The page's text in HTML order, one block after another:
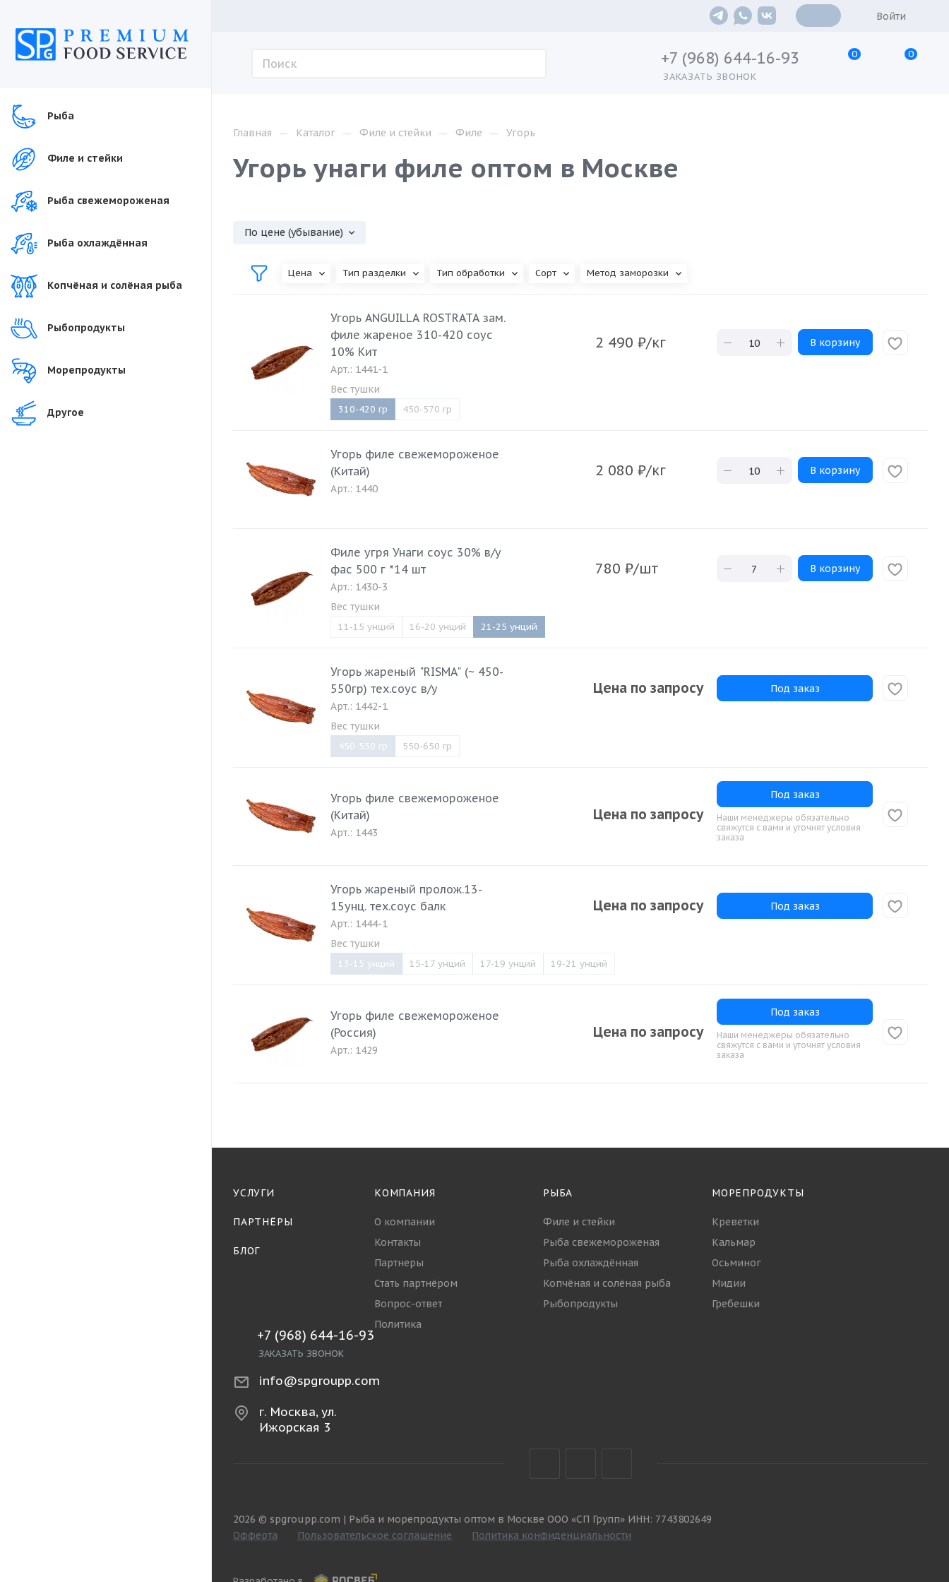
Войти
+7 (968) 644-16-93
ЗАКАЗАТЬ ЗВОНОК
0 0
Рыба
Филе и стейки
Рыба свежемороженая
Рыба охлаждённая
Копчёная и солёная рыба
Рыбопродукты
Морепродукты
Другое
Главная — Каталог — Филе и стейки — Филе — Угорь
Угорь унаги филе оптом в Москве
По цене (убывание)
Цена Тип разделки Тип обработки Сорт Метод заморозки
Угорь ANGUILLA ROSTRATA зам.
филе жареное 310-420 соус
10% Кит
Арт.: 1441-1
2 490 ₽/кг В корзину
Вес тушки
310-420 гр 450-570 гр
Угорь филе свежемороженое
(Китай)
Арт.: 1440
2 080 ₽/кг В корзину
Филе угря Унаги соус 30% в/у
фас 500 г *14 шт
Арт.: 1430-3
780 ₽/шт В корзину
Вес тушки
11-15 унций 16-20 унций 21-25 унций
Угорь жареный "RISMA" (~ 450-
550гр) тех.соус в/у
Арт.: 1442-1
Цена по запросу Под заказ
Вес тушки
450-550 гр 550-650 гр
Угорь филе свежемороженое
(Китай)
Арт.: 1443
Цена по запросу
Под заказ
Наши менеджеры обязательно
свяжутся с вами и уточнят условия
заказа
Угорь жареный пролож.13-
15унц. тех.соус балк
Арт.: 1444-1
Цена по запросу Под заказ
Вес тушки
13-15 унций 15-17 унций 17-19 унций 19-21 унций
Угорь филе свежемороженое
(Россия)
Арт.: 1429
Цена по запросу
Под заказ
Наши менеджеры обязательно
свяжутся с вами и уточнят условия
заказа
УСЛУГИ
ПАРТНЁРЫ
БЛОГ
КОМПАНИЯ
О компании
Контакты
Партнеры
Стать партнёром
Вопрос-ответ
Политика
РЫБА
Филе и стейки
Рыба свежемороженая
Рыба охлаждённая
Копчёная и солёная рыба
Рыбопродукты
МОРЕПРОДУКТЫ
Креветки
Кальмар
Осьминог
Мидии
Гребешки
+7 (968) 644-16-93
ЗАКАЗАТЬ ЗВОНОК
info@spgroupp.com
г. Москва, ул.
Ижорская 3
2026 © spgroupp.com | Рыба и морепродукты оптом в Москве ООО «СП Групп» ИНН: 7743802649
Офферта
Пользовательское соглашение Политика конфиденциальности